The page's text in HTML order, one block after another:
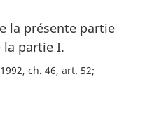
la présente partie
la partie I.
1992, ch. 46, art. 52